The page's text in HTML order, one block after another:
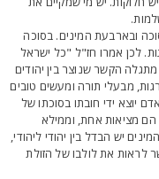
ובארבעת המינים. בסוכה
אמרו חז"ל "כל ישראל
הקשר שנוצר בין יהודים
מבעלי תורה ומעשים טובים
ידי חובתו בסוכתו של
אחת, וממילא
יש הבדל בין יהודי ליהודי,
את לולבו של הזולת